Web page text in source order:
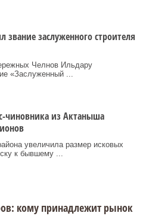
звание заслуженного строителя
Челнов Ильдару
«Заслуженный ...
чиновника из Актаныша
увеличила размер исковых
к бывшему ...
кому принадлежит рынок